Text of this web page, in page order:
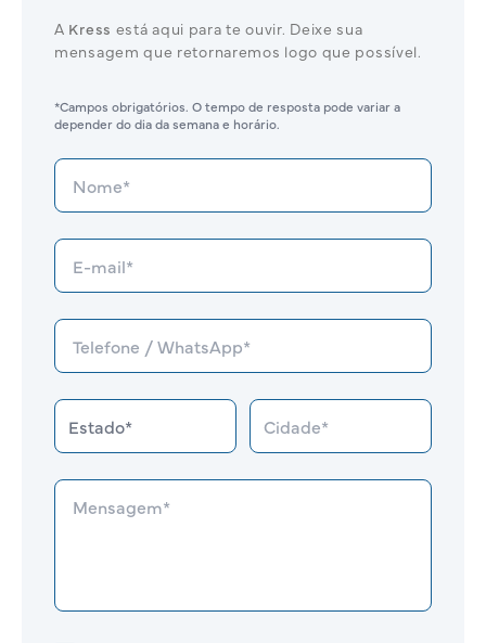
A Kress está aqui para te ouvir. Deixe sua
mensagem que retornaremos logo que possível.
*Campos obrigatórios. O tempo de resposta pode variar a
depender do dia da semana e horário.